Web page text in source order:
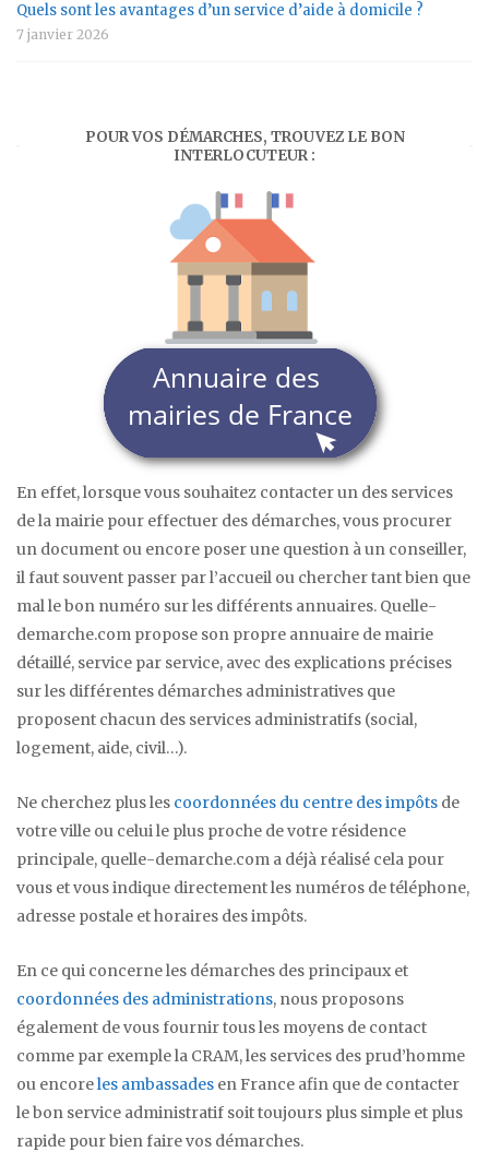
Quels sont les avantages d’un service d’aide à domicile ?
7 janvier 2026
POUR VOS DÉMARCHES, TROUVEZ LE BON
INTERLOCUTEUR :
En effet, lorsque vous souhaitez contacter un des services
de la mairie pour effectuer des démarches, vous procurer
un document ou encore poser une question à un conseiller,
il faut souvent passer par l’accueil ou chercher tant bien que
mal le bon numéro sur les différents annuaires. Quelle-
demarche.com propose son propre annuaire de mairie
détaillé, service par service, avec des explications précises
sur les différentes démarches administratives que
proposent chacun des services administratifs (social,
logement, aide, civil…).
Ne cherchez plus les coordonnées du centre des impôts de
votre ville ou celui le plus proche de votre résidence
principale, quelle-demarche.com a déjà réalisé cela pour
vous et vous indique directement les numéros de téléphone,
adresse postale et horaires des impôts.
En ce qui concerne les démarches des principaux et
coordonnées des administrations, nous proposons
également de vous fournir tous les moyens de contact
comme par exemple la CRAM, les services des prud’homme
ou encoreles ambassades en France afin que de contacter
le bon service administratif soit toujours plus simple et plus
rapide pour bien faire vos démarches.